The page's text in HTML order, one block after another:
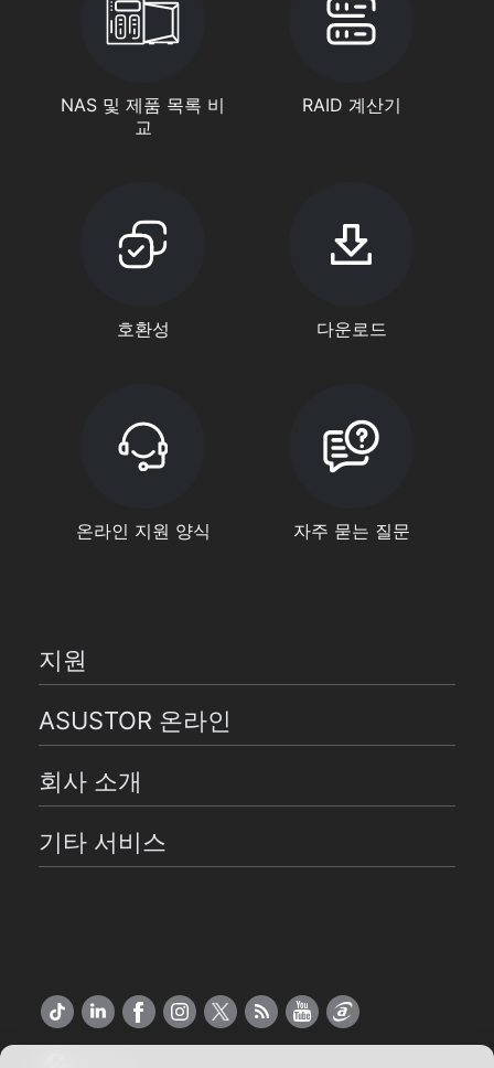
NAS 및 제품 목록 비
교
RAID 계산기
호환성 다운로드
온라인 지원 양식 자주 묻는 질문
지원
ASUSTOR 온라인
회사 소개
기타 서비스